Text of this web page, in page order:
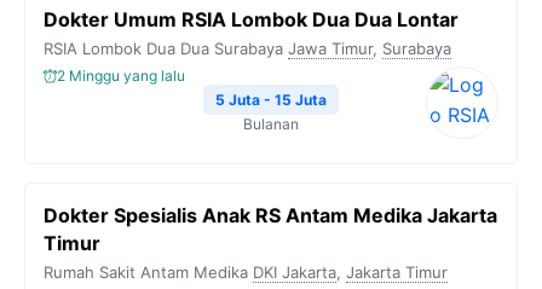
Dokter Umum RSIA Lombok Dua Dua Lontar
RSIA Lombok Dua Dua Surabaya Jawa Timur, Surabaya
2 Minggu yang lalu
5 Juta - 15 Juta
Bulanan
Dokter Spesialis Anak RS Antam Medika Jakarta
Timur
Rumah Sakit Antam Medika DKI Jakarta, Jakarta Timur